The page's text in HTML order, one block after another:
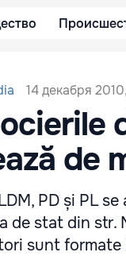
14 декабря
de
PD și PL
de stat din str.
sunt formate